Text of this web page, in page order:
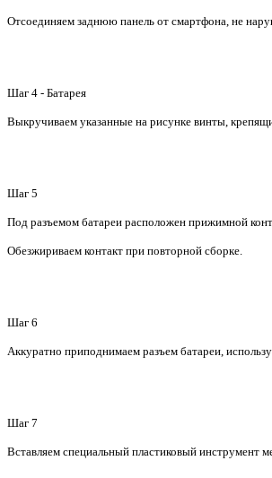
Отсоединяем заднюю панель от смартфона, не
Шаг 4 - Батарея
Выкручиваем указанные на рисунке винты,
Шаг 5
Под разъемом батареи расположен прижимной
Обезжириваем контакт при повторной сборке.
Шаг 6
Аккуратно приподнимаем разъем батареи,
Шаг 7
Вставляем специальный пластиковый инструмент